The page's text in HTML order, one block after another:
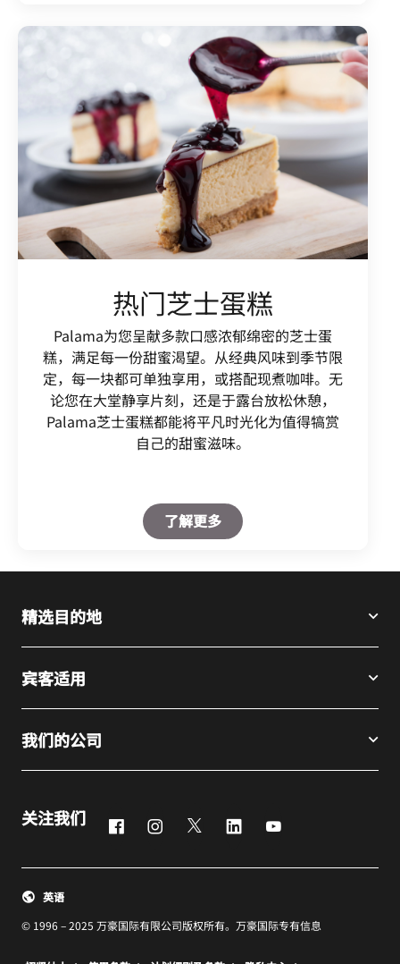
热门芝士蛋糕
Palama为您呈献多款口感浓郁绵密的芝士蛋
糕，满足每一份甜蜜渴望。从经典风味到季节限
定，每一块都可单独享用，或搭配现煮咖啡。无
论您在大堂静享片刻，还是于露台放松休憩，
Palama芝士蛋糕都能将平凡时光化为值得犒赏
自己的甜蜜滋味。
了解更多Open in New Tab
精选目的地
宾客适用
我们的公司
关注我们 FacebookInstagram
Twitter LinkedIn
© 1996 – 2025 万豪国际有限公司版权所有。万豪国际专有信息
英语